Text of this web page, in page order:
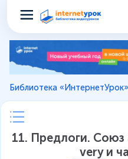
Библиотека «ИнтернетУрок»
11. Предлоги. Союз
very и